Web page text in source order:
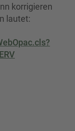
korrigieren
lautet: